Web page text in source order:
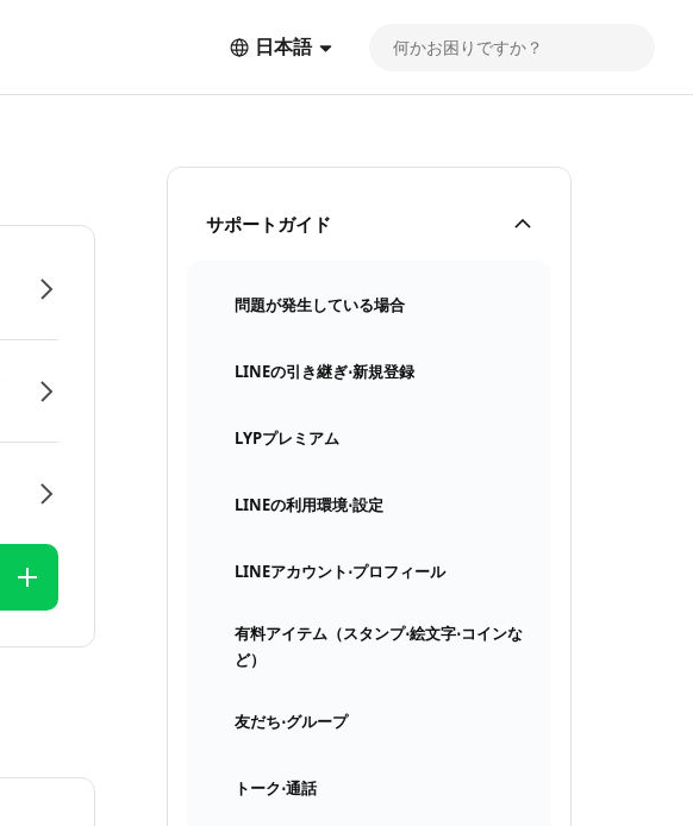
日本語
サポートガイド
問題が発生している場合
LINEの引き継ぎ⋅新規登録
LYPプレミアム
LINEの利用環境⋅設定
LINEアカウント⋅プロフィール
有料アイテム（スタンプ⋅絵文字⋅コインな
ど）
友だち⋅グループ
トーク⋅通話